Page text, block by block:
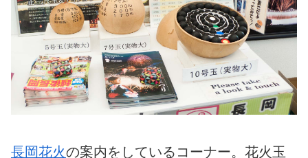
長岡花火の案内をしているコーナー。花火玉